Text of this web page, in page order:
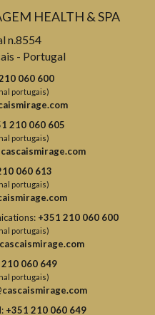
HEALTH & SPA
n.8554
- Portugal
060 600
portugais)
210 060 605
portugais)
060 613
portugais)
+351 210 060 600
portugais)
060 649
portugais)
+351 210 060 649